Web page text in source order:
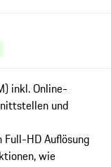
inkl. Online-
und
HD Auflösung
wie